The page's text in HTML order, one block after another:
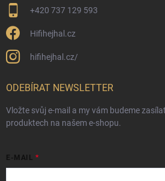
+420 737 129 593
Hifihejhal.cz
hifihejhal.cz/
ODEBÍRAT NEWSLETTER
Vložte svůj e-mail a my vám budeme
produktech na našem e-shopu.
E-MAIL